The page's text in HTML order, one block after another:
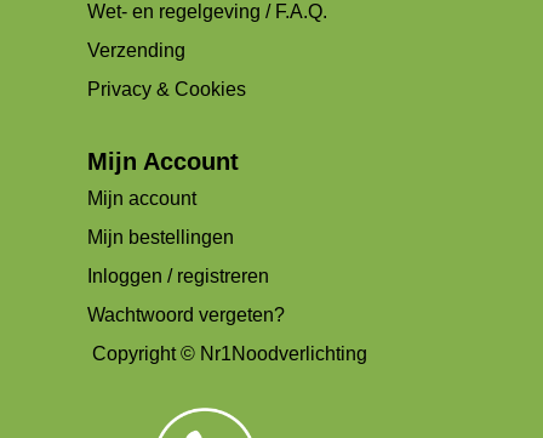
Wet- en regelgeving / F.A.Q.
Verzending
Privacy & Cookies
Mijn Account
Mijn account
Mijn bestellingen
Inloggen / registreren
Wachtwoord vergeten?
Copyright © Nr1Noodverlichting